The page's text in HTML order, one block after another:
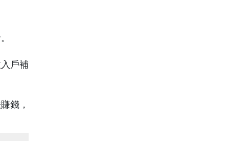
戶補
錢，